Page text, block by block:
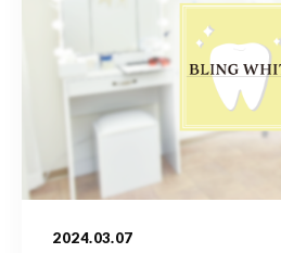
2024.03.07
ACCESS
Q & A
090-